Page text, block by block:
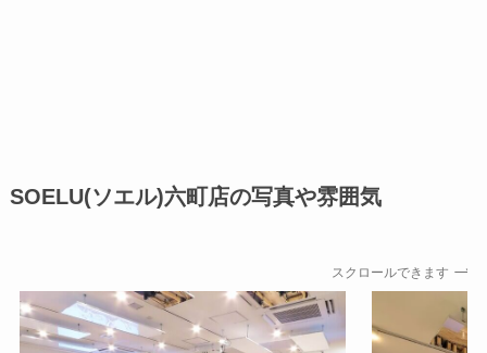
SOELU(ソエル)六町店の写真や雰囲気
スクロールできます